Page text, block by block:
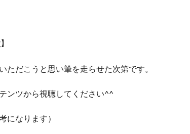
】
ただこうと思い筆を走らせた次第です。
ンツから視聴してください^^
になります）